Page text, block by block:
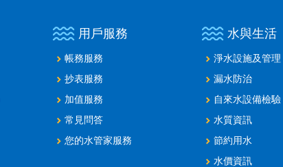
用戶服務
帳務服務
抄表服務
加值服務
常見問答
您的水管家服務
水與生活
淨水設施及管理
漏水防治
自來水設備檢驗
水質資訊
節約用水
水價資訊